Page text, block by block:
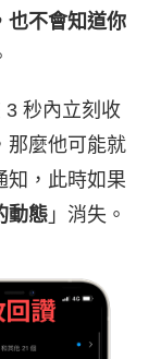
也不會知道你
3 秒內立刻收
那麼他可能就
知，此時如果
動態 」消失。